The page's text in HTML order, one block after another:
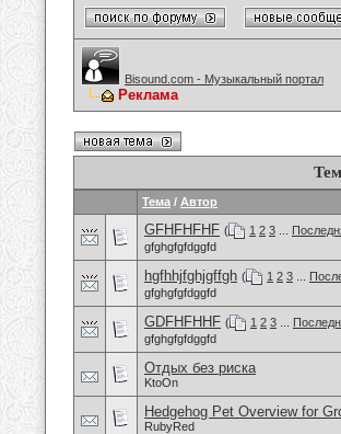
Bisound.com - Музыкальный портал
Реклама
Тема / Автор
GFHFHFHF ( 1 2 3
gfghgfgfdggfd
hgfhhjfghjgffgh ( 1 2 3
gfghgfgfdggfd
GDFHFHHF ( 1 2 3
gfghgfgfdggfd
Отдых без риска
KtoOn
Hedgehog Pet Overview for
RubyRed